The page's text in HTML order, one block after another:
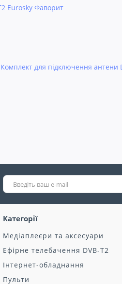
Eurosky Фаворит
для підключення антени
Категорії
Медіаплеєри та аксесуари
Ефірне телебачення DVB-T2
Інтернет-обладнання
Пульти